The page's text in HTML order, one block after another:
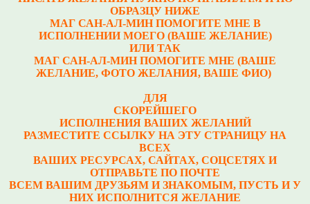
ОБРАЗЦУ НИЖЕ
МАГ САН-АЛ-МИН ПОМОГИТЕ МНЕ В
ИСПОЛНЕНИИ МОЕГО (ВАШЕ ЖЕЛАНИЕ)
ИЛИ ТАК
МАГ САН-АЛ-МИН ПОМОГИТЕ МНЕ (ВАШЕ
ЖЕЛАНИЕ, ФОТО ЖЕЛАНИЯ, ВАШЕ ФИО)
ДЛЯ
СКОРЕЙШЕГО
ИСПОЛНЕНИЯ ВАШИХ ЖЕЛАНИЙ
РАЗМЕСТИТЕ ССЫЛКУ НА ЭТУ СТРАНИЦУ НА
ВСЕХ
ВАШИХ РЕСУРСАХ, САЙТАХ, СОЦСЕТЯХ И
ОТПРАВЬТЕ ПО ПОЧТЕ
ВСЕМ ВАШИМ ДРУЗЬЯМ И ЗНАКОМЫМ, ПУСТЬ И У
НИХ ИСПОЛНИТСЯ ЖЕЛАНИЕ